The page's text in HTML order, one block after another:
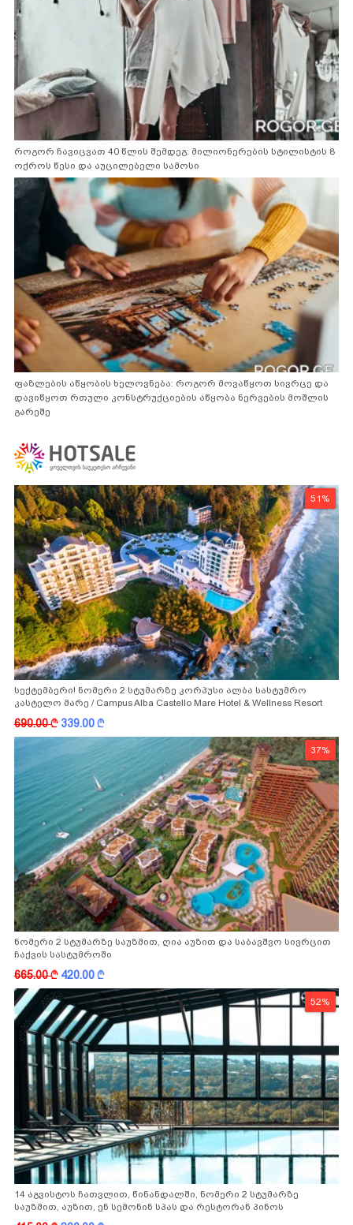
როგორ ჩავიცვათ 40 წლის შემდეგ: მილიონერების სტილისტის 8
ოქროს წესი და აუცილებელი სამოსი
ფაზლების აწყობის ხელოვნება: როგორ მოვაწყოთ სივრცე და
დავიწყოთ რთული კონსტრუქციების აწყობა ნერვების მოშლის
გარეშე
51%
სექტემბერი! ნომერი 2 სტუმარზე კორპუსი ალბა სასტუმრო
კასტელო მარე / Campus Alba Castello Mare Hotel & Wellness Resort
-სგან!
690.00k 339.00k
37%
ნომერი 2 სტუმარზე საუზმით, ღია აუზით და საბავშვო სივრცით
ჩაქვის სასტუმროში
665.00k 420.00k
52%
14 აგვისტოს ჩათვლით, წინანდალში, ნომერი 2 სტუმარზე
საუზმით, აუზით, ენ სემონინ სპას და რესტორან პინოს